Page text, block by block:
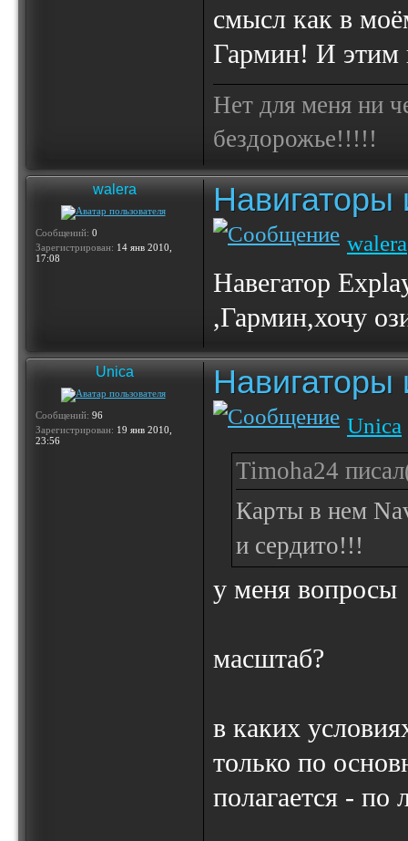
смысл как в
Гармин! И этим
Нет для меня ни
бездорожье!!!!!
walera
Сообщений: 0
Зарегистрирован: 14 янв 2010,
17:08
Навигаторы
walera
Навегатор
,Гармин,хочу
Unica
Сообщений: 96
Зарегистрирован: 19 янв 2010,
23:56
Навигаторы
Unica
Timoha24
Карты в нем
и сердито!!!
у меня вопросы
масштаб?
в каких
только по
полагается -